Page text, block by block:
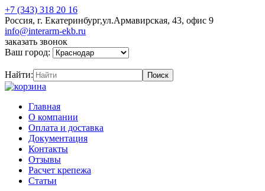
+7 (343) 318 20 16
Россия, г. Екатеринбург,ул.Армавирская, 43, офис 9
info@interarm-ekb.ru
заказать звонок
Ваш город:
Найти:
Главная
О компании
Оплата и доставка
Документация
Контакты
Отзывы
Расчет крепежа
Статьи